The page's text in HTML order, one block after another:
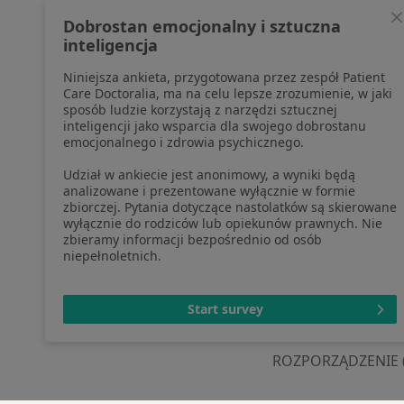
pozyskaliśmy samodzielnie
Polityka cookies
Jak działają wyniki wyszukiwania
Dostępność
O nas
Praca Rekrutujemy!
Partnerzy
Centrum prasowe
Kontakt
Pomoc
Blog
otwiera się w
otwiera
Dobrostan emocjonalny i sztuczna
inteligencja
Niniejsza ankieta, przygotowana przez zespół Patient
Care Doctoralia, ma na celu lepsze zrozumienie, w jaki
sposób ludzie korzystają z narzędzi sztucznej
inteligencji jako wsparcia dla swojego dobrostanu
emocjonalnego i zdrowia psychicznego.
Udział w ankiecie jest anonimowy, a wyniki będą
analizowane i prezentowane wyłącznie w formie
zbiorczej. Pytania dotyczące nastolatków są skierowane
wyłącznie do rodziców lub opiekunów prawnych. Nie
zbieramy informacji bezpośrednio od osób
niepełnoletnich.
Start survey